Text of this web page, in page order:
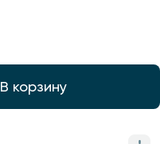
В корзину